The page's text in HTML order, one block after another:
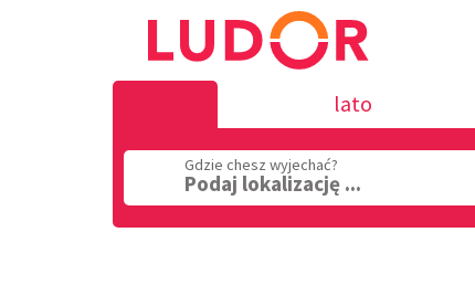
lato
Gdzie chesz wyjechać?
Podaj lokalizację ...